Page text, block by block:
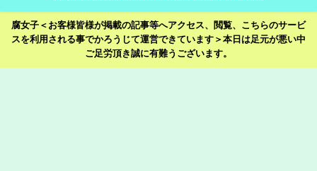
腐女子＜お客様皆様が掲載の記事等へアクセス、閲覧、こちらのサービ
スを利用される事でかろうじて運営できています＞本日は足元が悪い中
ご足労頂き誠に有難うございます。